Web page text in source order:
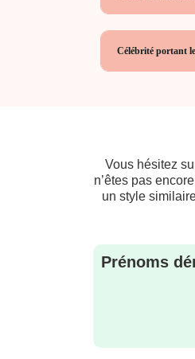
Célébrité portant
Vous hésitez
n’êtes pas
un style
Prénoms